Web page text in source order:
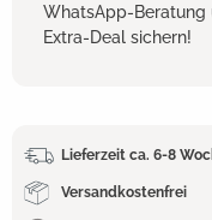
WhatsApp-Beratung
Extra-Deal sichern!
Lieferzeit ca. 6-8
Versandkostenfrei